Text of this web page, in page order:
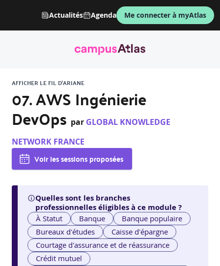
Actualités Agenda Me connecter à myAtlas
AFFICHER LE FIL D'ARIANE
07. AWS Ingénierie
DevOps par GLOBAL KNOWLEDGE
NETWORK FRANCE
Voir les sessions proposées
Quelles sont les branches
professionnelles éligibles à ce module ?
À Statut Banque
Banque populaire
Bureaux d'études
Caisse d'épargne
Courtage d'assurance et de réassurance
Crédit mutuel